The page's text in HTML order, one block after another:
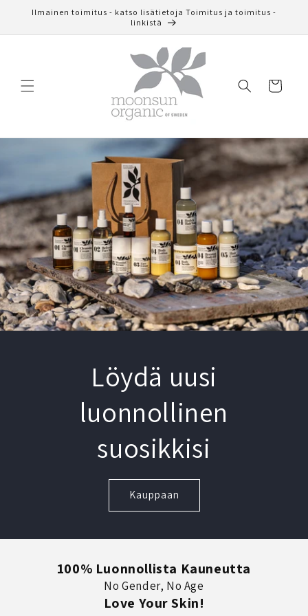
siirry
Ilmainen toimitus - katso lisätietoja Toimitus ja toimitus -
linkistä
Ostoskori
Löydä uusi
luonnollinen
suosikkisi
Kauppaan
100% Luonnollista Kauneutta
No Gender, No Age
Love Your Skin!